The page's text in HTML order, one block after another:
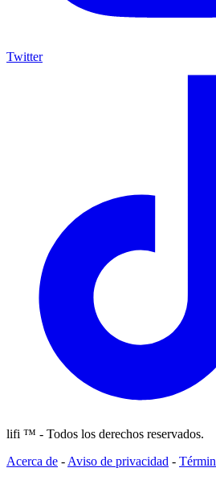
Twitter
lifi ™ - Todos los derechos reservados.
Acerca de - Aviso de privacidad -